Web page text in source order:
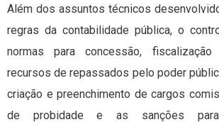
Além dos assuntos técnicos
regras da contabilidade pública, o
normas para concessão,
recursos de repassados pelo poder
criação e preenchimento de cargos
de probidade e as sanções